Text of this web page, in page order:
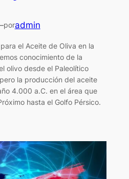
poradmin
el Aceite de Oliva en la
conocimiento de la
olivo desde el Paleolítico
la producción del aceite
4.000 a.C. en el área que
hasta el Golfo Pérsico.